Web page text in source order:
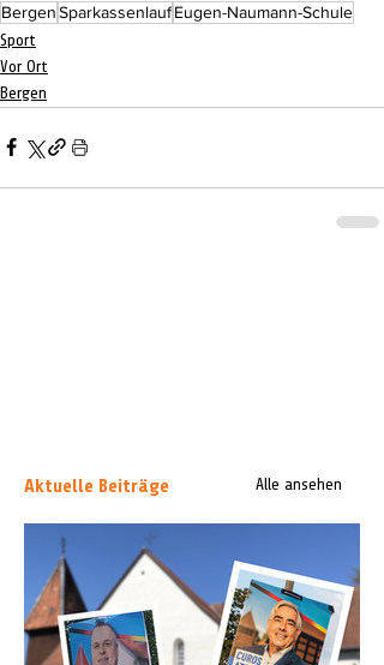
BergenSparkassenlaufEugen-Naumann-Schule
Sport
Vor Ort
Bergen
Aktuelle Beiträge Alle ansehen